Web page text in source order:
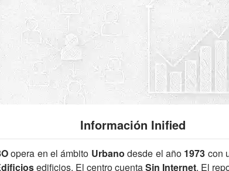
Información Inified
opera en el ámbito Urbano desde el año 1973 con
edificios. El centro cuentaSin Internet. El